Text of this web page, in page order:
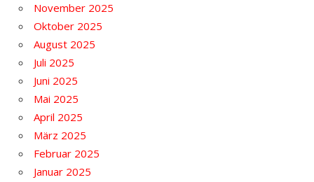
November 2025
Oktober 2025
August 2025
Juli 2025
Juni 2025
Mai 2025
April 2025
März 2025
Februar 2025
Januar 2025